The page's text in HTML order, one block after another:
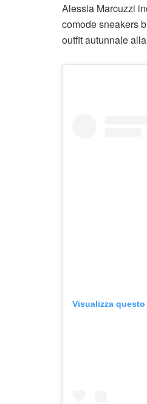
Alessia Marcuzzi
comode sneakers
outfit autunnale
Visualizza